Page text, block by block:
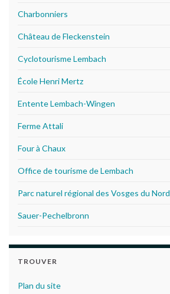
Charbonniers
Château de Fleckenstein
Cyclotourisme Lembach
École Henri Mertz
Entente Lembach-Wingen
Ferme Attali
Four à Chaux
Office de tourisme de Lembach
Parc naturel régional des Vosges du Nord
Sauer-Pechelbronn
TROUVER
Plan du site